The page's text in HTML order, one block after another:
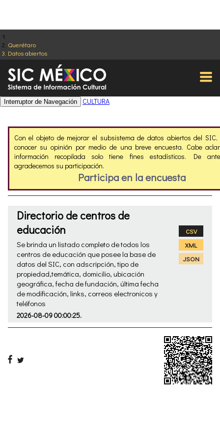
Querétaro
Datos abiertos
Interruptor de Navegación CULTURA
Con el objeto de mejorar el subsistema de datos abiertos del SIC,
conocer su opinión por medio de una breve encuesta. Cabe
información recopilada solo tiene fines estadísticos. De
agradecemos su participación.
Participa en la encuesta
Directorio de centros de
educación
Se brinda un listado completo de todos los
centros de educación que posee la base de
datos del SIC, con adscripción, tipo de
propiedad,temática, domicilio, ubicación
geográfica, fecha de fundación, última fecha
de modificación, links, correos electronicos y
teléfonos
2026-08-09 00:00:25.
CSV
XML
JSON